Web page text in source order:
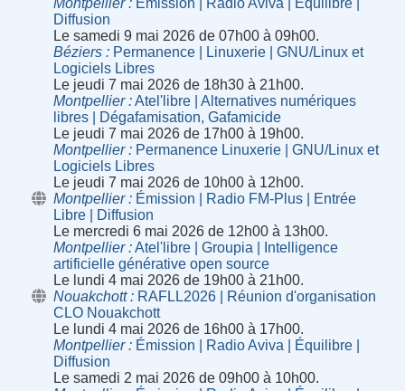
Diffusion
Le samedi 9 mai 2026 de 07h00 à 09h00.
Béziers
Permanence | Linuxerie | GNU/Linux et
Logiciels Libres
Le jeudi 7 mai 2026 de 18h30 à 21h00.
Montpellier
Atel'libre | Alternatives numériques
libres | Dégafamisation, Gafamicide
Le jeudi 7 mai 2026 de 17h00 à 19h00.
Montpellier
Permanence Linuxerie | GNU/Linux et
Logiciels Libres
Le jeudi 7 mai 2026 de 10h00 à 12h00.
Montpellier
Émission | Radio FM-Plus | Entrée
Libre | Diffusion
Le mercredi 6 mai 2026 de 12h00 à 13h00.
Montpellier
Atel'libre | Groupia | Intelligence
artificielle générative open source
Le lundi 4 mai 2026 de 19h00 à 21h00.
Nouakchott
RAFLL2026 | Réunion d'organisation
CLO Nouakchott
Le lundi 4 mai 2026 de 16h00 à 17h00.
Montpellier
Émission | Radio Aviva | Équilibre |
Diffusion
Le samedi 2 mai 2026 de 09h00 à 10h00.